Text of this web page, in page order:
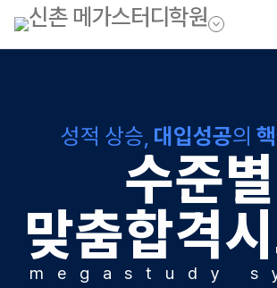
성적 상승, 대입성공의
수준별
맞춤합격
m e g ast u d y s